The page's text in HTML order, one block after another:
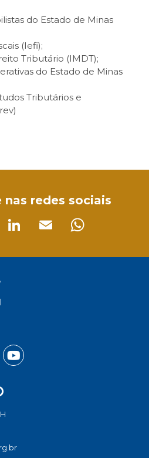
do Estado de Minas
(Iefi);
Tributário (IMDT);
do Estado de Minas
Tributários e
redes sociais